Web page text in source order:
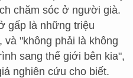
chăm sóc ở người già.
gấp là những triệu
"không phải là không
sang thế giới bên kia",
nghiên cứu cho biết.